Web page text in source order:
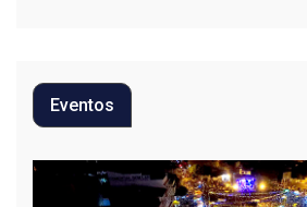
Eventos